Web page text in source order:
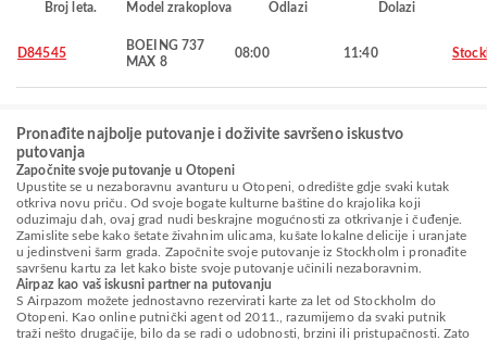
Broj leta. Model zrakoplova Odlazi Dolazi
D84545
BOEING 737
MAX 8
08:00 11:40
Pronađite najbolje putovanje i doživite savršeno iskustvo
putovanja
Započnite svoje putovanje u Otopeni
Upustite se u nezaboravnu avanturu u Otopeni, odredište gdje svaki kutak
otkriva novu priču. Od svoje bogate kulturne baštine do krajolika koji
oduzimaju dah, ovaj grad nudi beskrajne mogućnosti za otkrivanje i čuđenje.
Zamislite sebe kako šetate živahnim ulicama, kušate lokalne delicije i uranjate
u jedinstveni šarm grada. Započnite svoje putovanje iz Stockholm i pronađite
savršenu kartu za let kako biste svoje putovanje učinili nezaboravnim.
Airpaz kao vaš iskusni partner na putovanju
S Airpazom možete jednostavno rezervirati karte za let od Stockholm do
Otopeni. Kao online putnički agent od 2011., razumijemo da svaki putnik
traži nešto drugačije, bilo da se radi o udobnosti, brzini ili pristupačnosti. Zato